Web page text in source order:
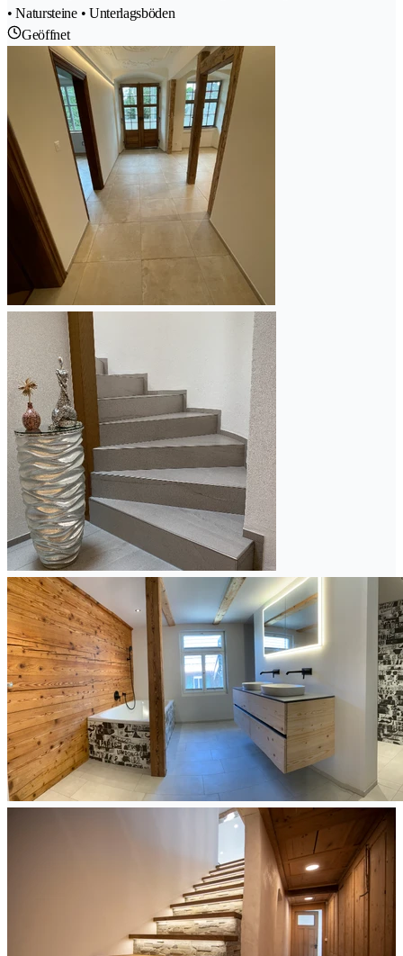
• Natursteine • Unterlagsböden
Geöffnet